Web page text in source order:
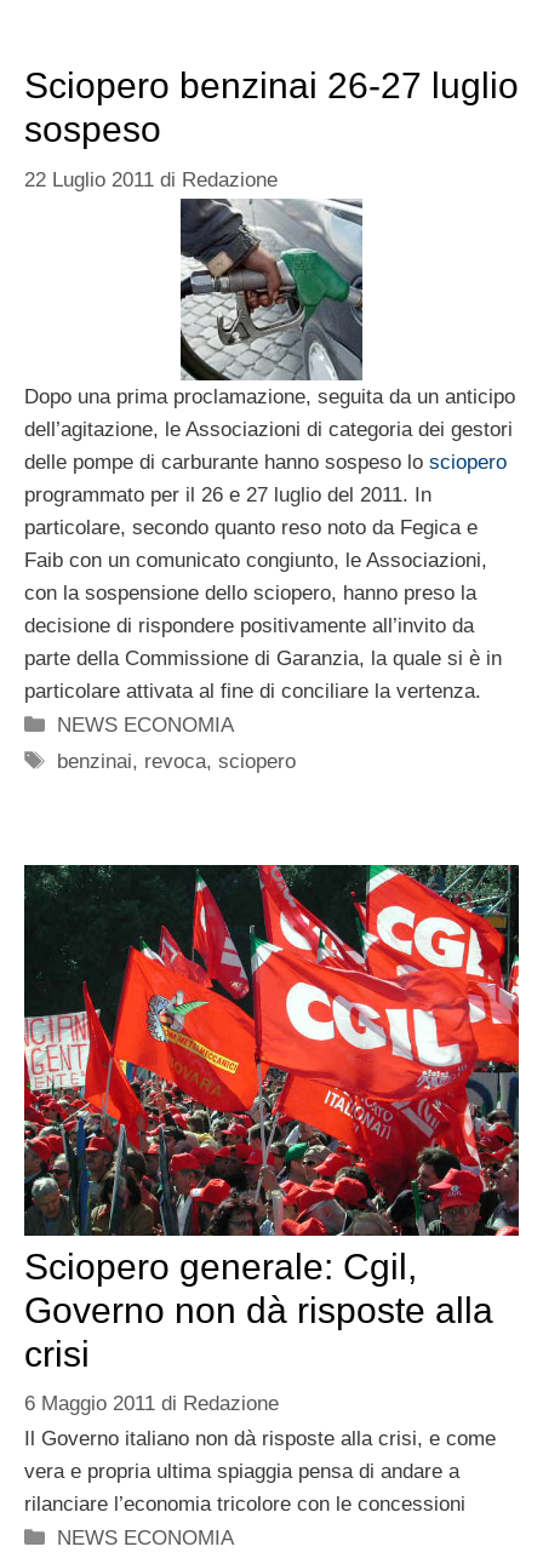
Sciopero benzinai 26-27 luglio
sospeso
22 Luglio 2011 di Redazione
Dopo una prima proclamazione, seguita da un anticipo
dell’agitazione, le Associazioni di categoria dei gestori
delle pompe di carburante hanno sospeso lo sciopero
programmato per il 26 e 27 luglio del 2011. In
particolare, secondo quanto reso noto da Fegica e
Faib con un comunicato congiunto, le Associazioni,
con la sospensione dello sciopero, hanno preso la
decisione di rispondere positivamente all’invito da
parte della Commissione di Garanzia, la quale si è in
particolare attivata al fine di conciliare la vertenza.
Categorie
NEWS ECONOMIA
Tag
benzinai, revoca,sciopero
Sciopero generale: Cgil,
Governo non dà risposte alla
crisi
6 Maggio 2011 di Redazione
Il Governo italiano non dà risposte alla crisi, e come
vera e propria ultima spiaggia pensa di andare a
rilanciare l’economia tricolore con le concessioni
Categorie
NEWS ECONOMIA